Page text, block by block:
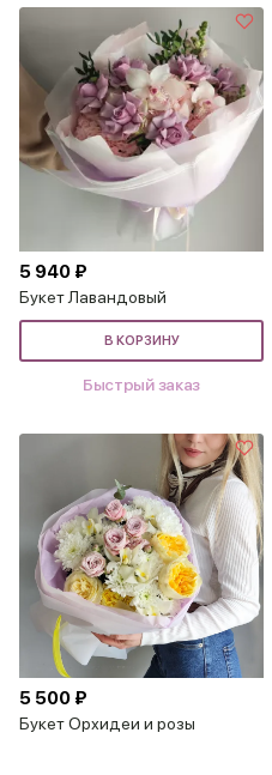
5 940 ₽
Букет Лавандовый
В КОРЗИНУ
Быстрый заказ
5 500 ₽
Букет Орхидеи и розы